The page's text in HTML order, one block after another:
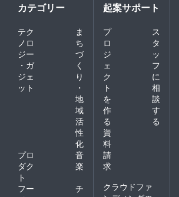
カテゴリー
テク
ノロ
ジー
・ガ
ジェ
ット
ま
ち
づ
く
り
・
地
域
活
性
化
プロ
ダク
ト
音
楽
フー
チ
起案サポート
プ
ロ
ジ
ェ
ク
ト
を
作
る
ス
タ
ッ
フ
に
相
談
す
る
資
料
請
求
クラウドファ